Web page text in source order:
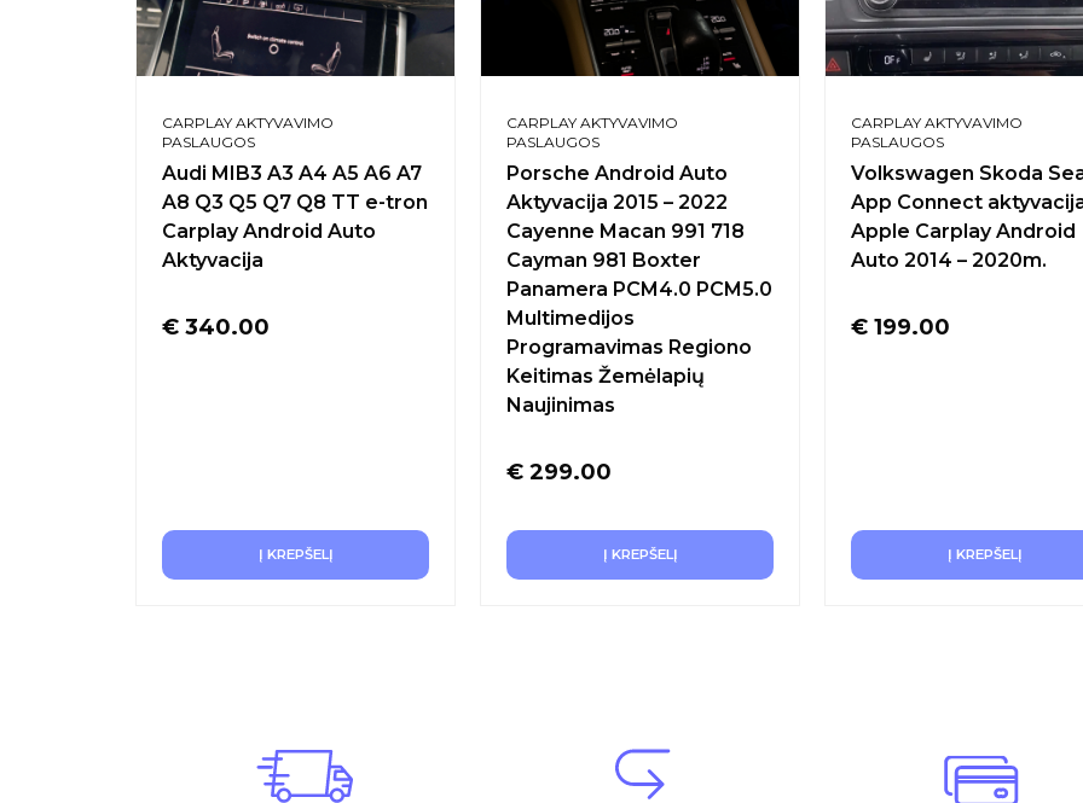
CARPLAY AKTYVAVIMO
PASLAUGOS
Audi MIB3 A3 A4 A5 A6 A7
A8 Q3 Q5 Q7 Q8 TT e-tron
Carplay Android Auto
Aktyvacija
€ 340.00
Į KREPŠELĮ
CARPLAY AKTYVAVIMO
PASLAUGOS
Porsche Android Auto
Aktyvacija 2015 – 2022
Cayenne Macan 991 718
Cayman 981 Boxter
Panamera PCM4.0 PCM5.0
Multimedijos
Programavimas Regiono
Keitimas Žemėlapių
Naujinimas
€ 299.00
Į KREPŠELĮ
CARPLAY AKTYVAVIMO
PASLAUGOS
Volkswagen Skoda
App Connect
Apple Carplay Android
Auto 2014 – 2020m.
€ 199.00
Į KREPŠELĮ